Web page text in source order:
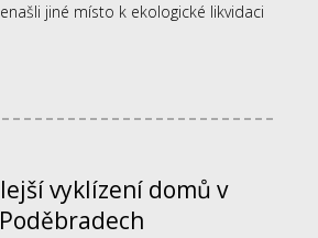
jiné místo k ekologické likvidaci
vyklízení domů v
Poděbradech